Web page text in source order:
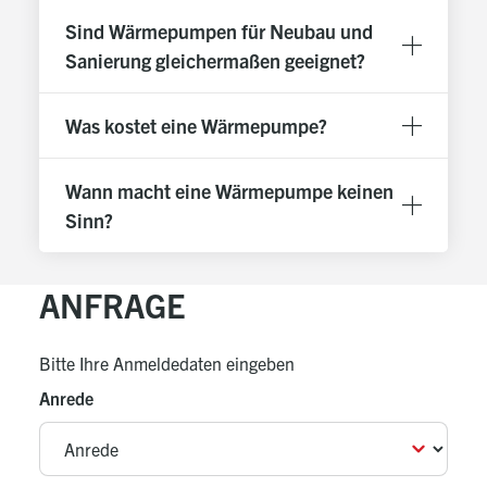
Sind Wärmepumpen für Neubau und
Sanierung gleichermaßen geeignet?
Was kostet eine Wärmepumpe?
Wann macht eine Wärmepumpe keinen
Sinn?
ANFRAGE
Bitte Ihre Anmeldedaten eingeben
Anrede